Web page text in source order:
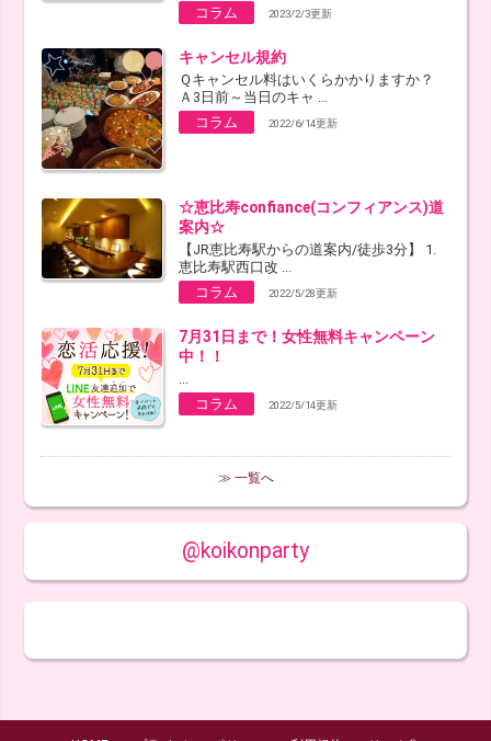
コラム
2023/2/3更新
キャンセル規約
Ｑキャンセル料はいくらかかりますか？
Ａ3日前～当日のキャ ...
コラム
2022/6/14更新
☆恵比寿confiance(コンフィアンス)道
案内☆
【JR恵比寿駅からの道案内/徒歩3分】 1.
恵比寿駅西口改 ...
コラム
2022/5/28更新
7月31日まで！女性無料キャンペーン
中！！
コラム
2022/5/14更新
≫ 一覧へ
@koikonparty